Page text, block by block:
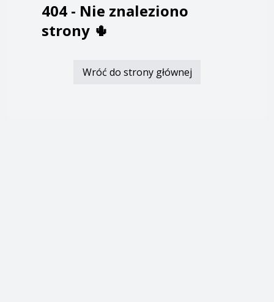
404 - Nie znaleziono
strony 🌵
Wróć do strony głównej